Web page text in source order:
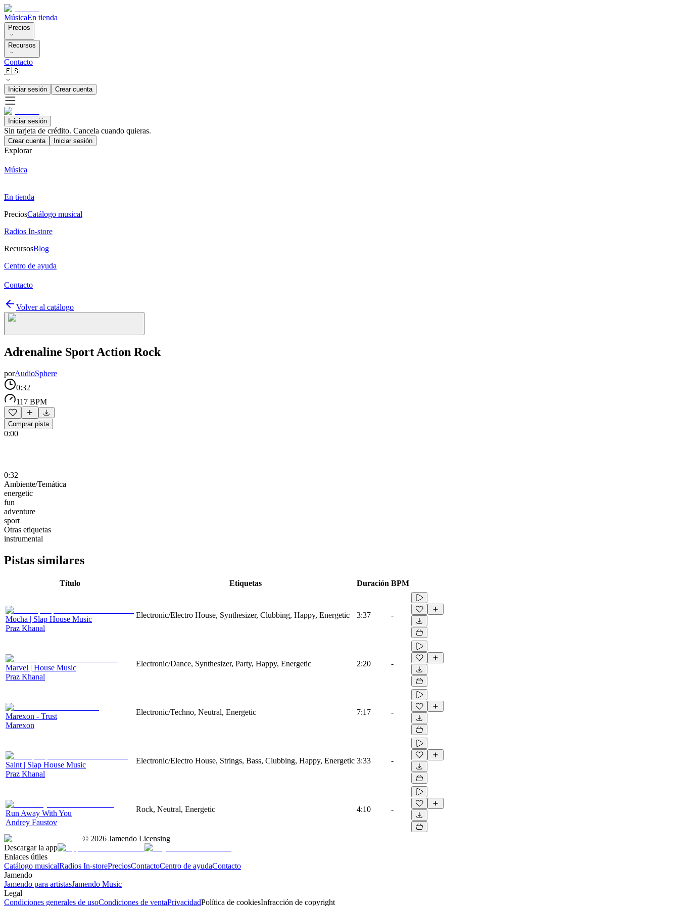
MúsicaEn tienda
Precios
Recursos
Contacto
🇪🇸
Iniciar sesión Crear cuenta
Iniciar sesión
Sin tarjeta de crédito. Cancela cuando quieras.
Crear cuenta Iniciar sesión
Explorar
Música
En tienda
PreciosCatálogo musical
Radios In-store
RecursosBlog
Centro de ayuda
Contacto
Volver al catálogo
Adrenaline Sport Action Rock
porAudioSphere
0:32
117 BPM
Comprar pista
0:00
0:32
Ambiente/Temática
energetic
fun
adventure
sport
Otras etiquetas
instrumental
Pistas similares
Título Etiquetas Duración BPM
Mocha | Slap House Music
Praz Khanal
Electronic/Electro House, Synthesizer, Clubbing, Happy, Energetic 3:37 -
Marvel | House Music
Praz Khanal
Electronic/Dance, Synthesizer, Party, Happy, Energetic 2:20 -
Marexon - Trust
Marexon
Electronic/Techno, Neutral, Energetic 7:17 -
Saint | Slap House Music
Praz Khanal
Electronic/Electro House, Strings, Bass, Clubbing, Happy, Energetic 3:33 -
Run Away With You
Andrey Faustov
Rock, Neutral, Energetic 4:10 -
© 2026 Jamendo Licensing
Descargar la app
Enlaces útiles
Catálogo musicalRadios In-storePreciosContactoCentro de ayudaContacto
Jamendo
Jamendo para artistasJamendo Music
Legal
Condiciones generales de usoCondiciones de ventaPrivacidadPolítica de cookiesInfracción de copyright